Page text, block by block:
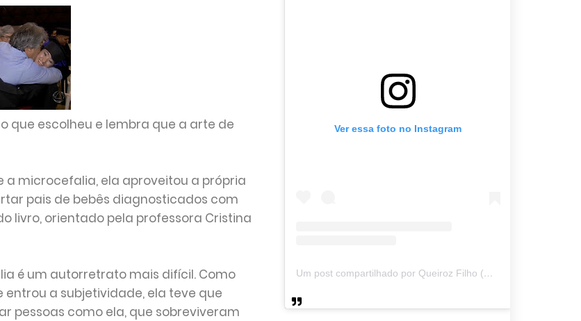
que escolheu e lembra que a arte de
microcefalia, ela aproveitou a própria
pais de bebês diagnosticados com
livro, orientado pela professora Cristina
é um autorretrato mais difícil. Como
a subjetividade, ela teve que
pessoas como ela, que sobreviveram
Ver essa foto no Instagram
Um post compartilhado por Queiroz Filho (@queirozmfilho)